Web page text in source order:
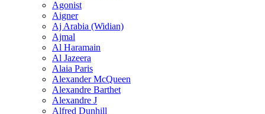
Agonist
Aigner
Aj Arabia (Widian)
Ajmal
Al Haramain
Al Jazeera
Alaia Paris
Alexander McQueen
Alexandre Barthet
Alexandre J
Alfred Dunhill